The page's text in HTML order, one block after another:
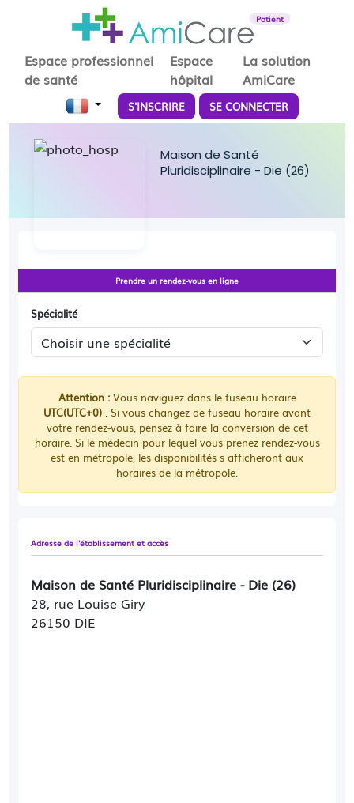
Patient
Espace professionnel
de santé
Espace
hôpital
La solution
AmiCare
S'INSCRIRE SE CONNECTER
Maison de Santé
Pluridisciplinaire - Die (26)
Adresse de l'établissement et accès
Maison de Santé Pluridisciplinaire - Die (26)
28, rue Louise Giry
26150 DIE
Prendre un rendez-vous en ligne
Spécialité
Attention :Vous naviguez dans le fuseau horaire
UTC(UTC+0) . Si vous changez de fuseau horaire avant
votre rendez-vous, pensez à faire la conversion de cet
horaire. Si le médecin pour lequel vous prenez rendez-vous
est en métropole, les disponibilités s afficheront aux
horaires de la métropole.